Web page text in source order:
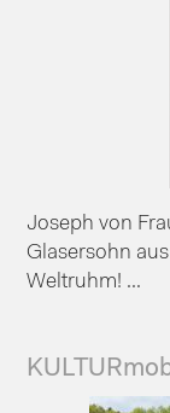
Joseph von
Glasersohn
Weltruhm! ...